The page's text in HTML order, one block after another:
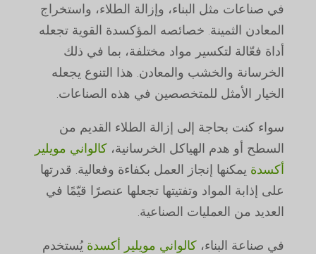
في صناعات مثل البناء، وإزالة الطلاء، واستخراج
المعادن الثمينة. خصائصه المؤكسدة القوية تجعله
أداة فعّالة لتكسير مواد مختلفة، بما في ذلك
الخرسانة والخشب والمعادن. هذا التنوع يجعله
الخيار الأمثل للمتخصصين في هذه الصناعات.
سواء كنت بحاجة إلى إزالة الطلاء القديم من
السطح أو هدم الهياكل الخرسانية، كالواني مويلير
أكسدة يمكنها إنجاز العمل بكفاءة وفعالية. قدرتها
على إذابة المواد وتفتيتها تجعلها عنصرًا قيّمًا في
العديد من العمليات الصناعية.
في صناعة البناء، كالواني مويلير أكسدة يُستخدم